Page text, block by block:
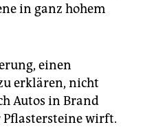
in ganz hohem
einen
erklären, nicht
Autos in Brand
Pflastersteine wirft.